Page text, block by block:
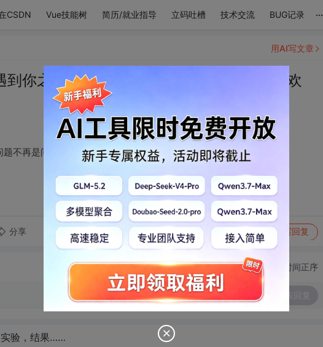
CSDN Vue技能树 简历/就业指导 立码吐槽 技术交流 BUG记录 ...
你之后，这个问题不再是问题。因为我喜欢
不再是问题。因为我喜欢你，无论怎么样，我都喜欢。
分享 转发到动态 举报 写回复
用AI写文章
切换为时间正序
实验，结果……